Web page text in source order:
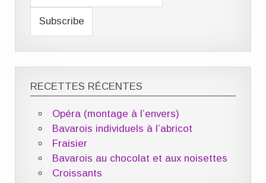
RECETTES RÉCENTES
Opéra (montage à l’envers)
Bavarois individuels à l’abricot
Fraisier
Bavarois au chocolat et aux noisettes
Croissants